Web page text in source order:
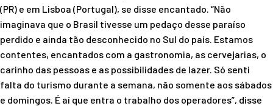
(PR) e em Lisboa (Portugal), se disse encantado. “Não
imaginava que o Brasil tivesse um pedaço desse paraíso
perdido e ainda tão desconhecido no Sul do país. Estamos
contentes, encantados com a gastronomia, as cervejarias, o
carinho das pessoas e as possibilidades de lazer. Só senti
falta do turismo durante a semana, não somente aos sábados
e domingos. É aí que entra o trabalho dos operadores”, disse